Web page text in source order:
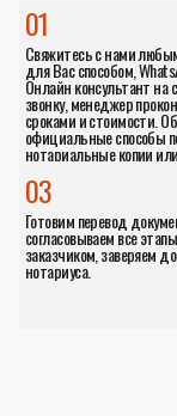
01
Свяжитесь с нами
для Вас способом,
Онлайн консультант на
звонку, менеджер
сроками и стоимости.
официальные способы
нотариальные копии
03
Готовим перевод
согласовываем все
заказчиком, заверяем
нотариуса.